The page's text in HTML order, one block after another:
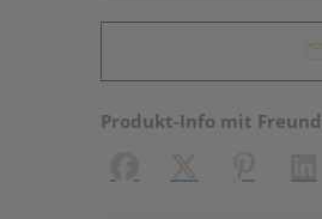
Produkt-Info mit